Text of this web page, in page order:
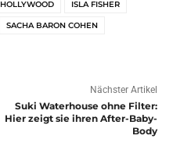
HOLLYWOOD ISLA FISHER
SACHA BARON COHEN
Nächster Artikel
Suki Waterhouse ohne Filter:
Hier zeigt sie ihren After-Baby-
Body